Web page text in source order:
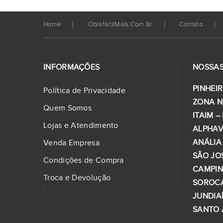
Home ObrafacilMais.com.br Contato
INFORMAÇÕES
Política de Privacidade
Quem Somos
Lojas e Atendimento
Venda Empresa
Condições de Compra
Troca e Devolução
ZONA
ITAIM –
ANÁLIA
SÃO
SANTO